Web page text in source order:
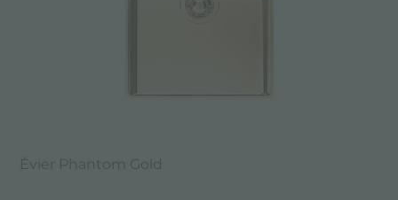
Évier Phantom Gold